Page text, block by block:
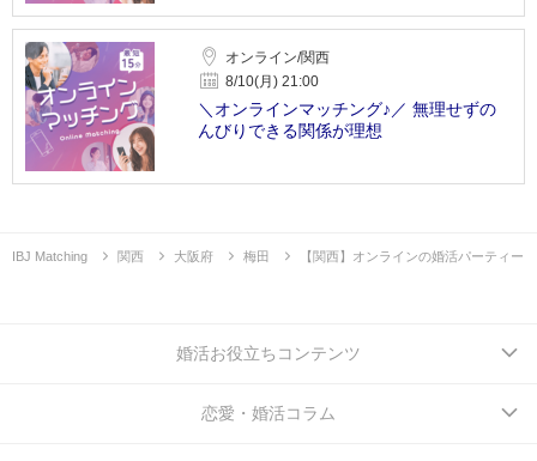
オンライン/関西
8/10(月) 21:00
＼オンラインマッチング♪／ 無理せずの
んびりできる関係が理想
IBJ Matching 関西 大阪府 梅田 【関西】オンラインの婚活パーティー
婚活お役立ちコンテンツ
恋愛・婚活コラム